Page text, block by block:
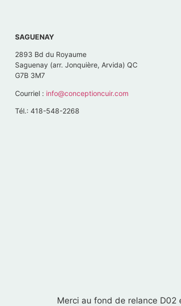
SAGUENAY
2893 Bd du Royaume
Saguenay (arr. Jonquière, Arvida) QC
G7B 3M7
Courriel : info@conceptioncuir.com
Tél.: 418-548-2268
Merci au fond de relance D02